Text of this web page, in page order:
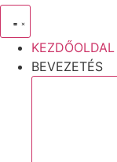
KEZDŐOLDAL
BEVEZETÉS